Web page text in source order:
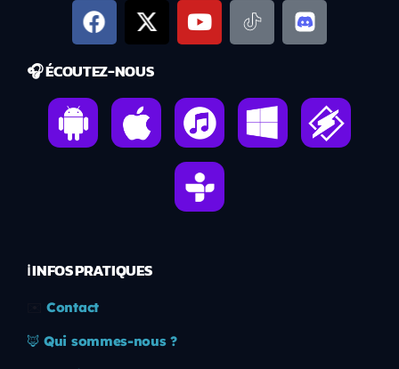
🎧 ÉCOUTEZ-NOUS
ℹ️ INFOS PRATIQUES
Contact
🦊 Qui sommes-nous ?